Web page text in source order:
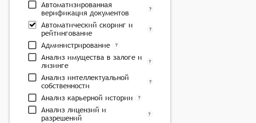
Автоматизированная
верификация документов
Автоматический скоринг и
рейтингование
Администрирование
Анализ имущества в залоге и
лизинге
Анализ интеллектуальной
собственности
Анализ карьерной истории
Анализ лицензий и
разрешений